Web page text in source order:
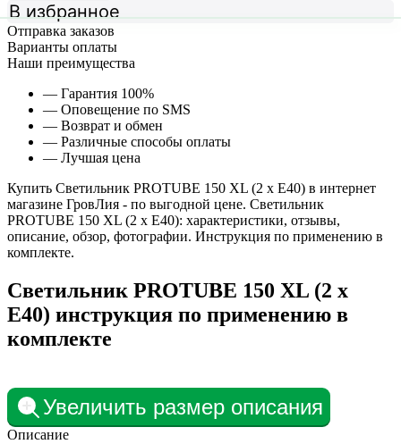
В избранное
Отправка заказов
Варианты оплаты
Наши преимущества
— Гарантия 100%
— Оповещение по SMS
— Возврат и обмен
— Различные способы оплаты
— Лучшая цена
Купить Светильник PROTUBE 150 XL (2 x E40) в интернет
магазине ГровЛия - по выгодной цене. Светильник
PROTUBE 150 XL (2 x E40): характеристики, отзывы,
описание, обзор, фотографии. Инструкция по применению в
комплекте.
Светильник PROTUBE 150 XL (2 x
E40) инструкция по применению в
комплекте
Увеличить размер описания
Описание